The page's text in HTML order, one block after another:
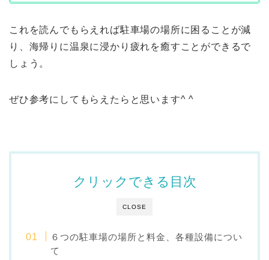
これを読んでもらえれば駐車場の場所に困ることが減
り、海帰りに温泉に浸かり疲れを癒すことができるで
しょう。
ぜひ参考にしてもらえたらと思います^ ^
CLOSE
クリックできる目次
６つの駐車場の場所と料金、各種設備につい
て